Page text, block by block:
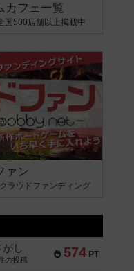
カフェ一覧
国500店舗以上掲載中
ァン
ラウドファンディング
574 PT
し
の投稿